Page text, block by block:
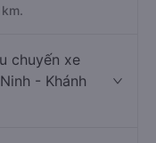
chuyến xe
- Khánh